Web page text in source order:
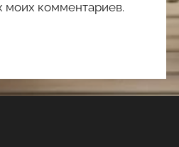
моих комментариев.